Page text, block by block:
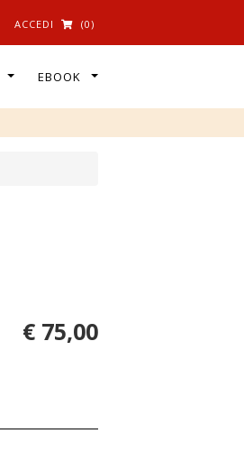
ACCEDI (0)
EBOOK
€ 75,00